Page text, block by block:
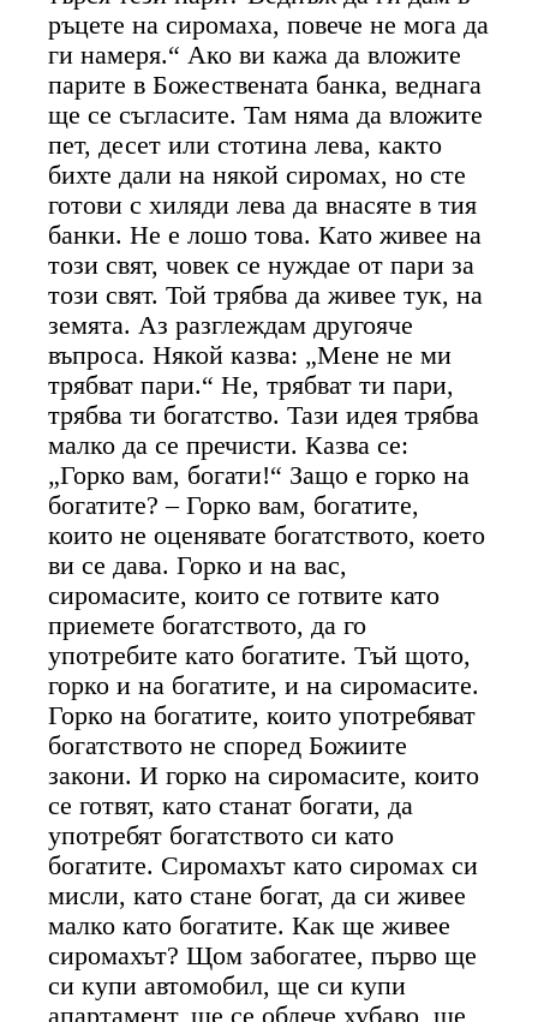
ръцете на сиромаха, повече не мога да
ги намеря.“ Ако ви кажа да вложите
парите в Божествената банка, веднага
ще се съгласите. Там няма да вложите
пет, десет или стотина лева, както
бихте дали на някой сиромах, но сте
готови с хиляди лева да внасяте в тия
банки. Не е лошо това. Като живее на
този свят, човек се нуждае от пари за
този свят. Той трябва да живее тук, на
земята. Аз разглеждам другояче
въпроса. Някой казва: „Мене не ми
трябват пари.“ Не, трябват ти пари,
трябва ти богатство. Тази идея трябва
малко да се пречисти. Казва се:
„Горко вам, богати!“ Защо е горко на
богатите? – Горко вам, богатите,
които не оценявате богатството, което
ви се дава. Горко и на вас,
сиромасите, които се готвите като
приемете богатството, да го
употребите като богатите. Тъй щото,
горко и на богатите, и на сиромасите.
Горко на богатите, които употребяват
богатството не според Божиите
закони. И горко на сиромасите, които
се готвят, като станат богати, да
употребят богатството си като
богатите. Сиромахът като сиромах си
мисли, като стане богат, да си живее
малко като богатите. Как ще живее
сиромахът? Щом забогатее, първо ще
си купи автомобил, ще си купи
апартамент, ще се облече хубаво, ще